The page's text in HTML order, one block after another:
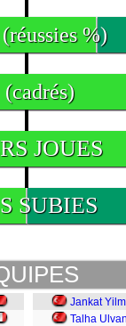
(réussies %)
(cadrés)
JOUES
SUBIES
Jankat
Talha